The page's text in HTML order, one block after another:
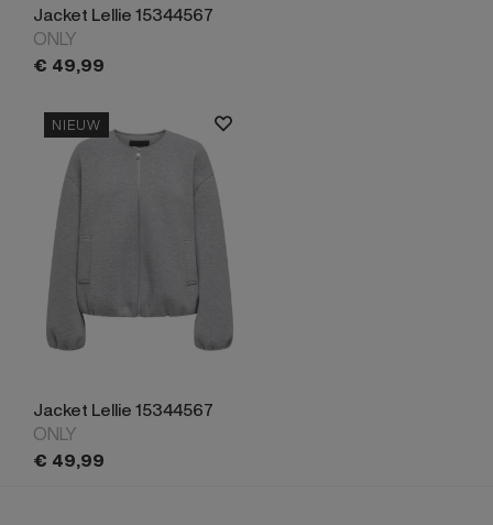
Jacket Lellie 15344567
ONLY
€ 49,99
NIEUW
Jacket Lellie 15344567
ONLY
€ 49,99